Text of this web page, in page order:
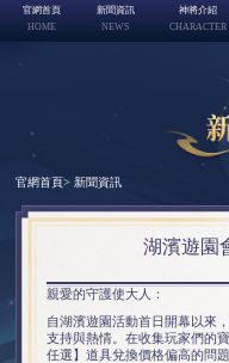
官網首頁> 新聞資訊
湖濱遊園
親愛的守護使大人：
自湖濱遊園活動首日開幕以來
支持與熱情。在收集玩家們的
任選】道具兌換價格偏高的問
官網首頁
HOME
新聞資訊
NEWS
神將介紹
CHARACTER